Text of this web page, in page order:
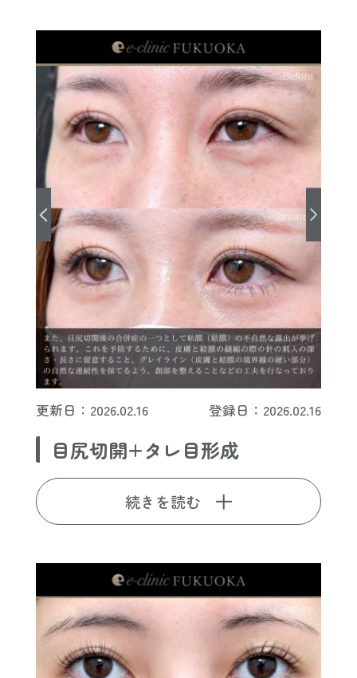
更新日：2026.02.16 登録日：2026.02.16
目尻切開+タレ目形成
続きを読む